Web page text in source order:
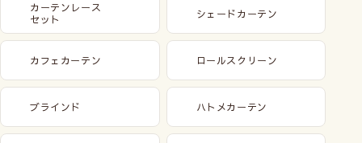
カーテンレース
セット
シェードカーテン
カフェカーテン ロールスクリーン
ブラインド ハトメカーテン